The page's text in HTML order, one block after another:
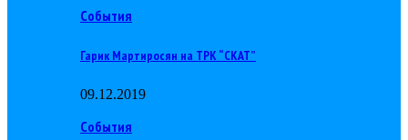
События
Гарик Мартиросян на ТРК “СКАТ”
09.12.2019
События